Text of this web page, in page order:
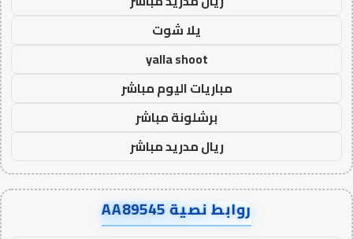
يلا شوت
yalla shoot
مباريات اليوم مباشر
برشلونة مباشر
ريال مدريد مباشر
روابط نصية AA89545